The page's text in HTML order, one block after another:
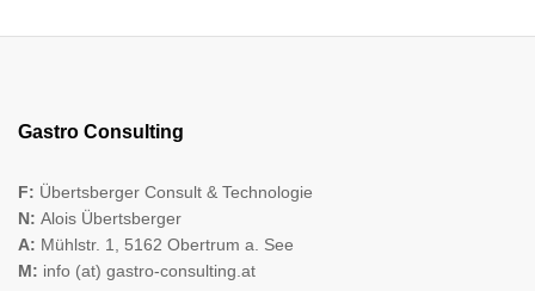
Gastro Consulting
F: Übertsberger Consult & Technologie
N: Alois Übertsberger
A: Mühlstr. 1, 5162 Obertrum a. See
M: info (at) gastro-consulting.at